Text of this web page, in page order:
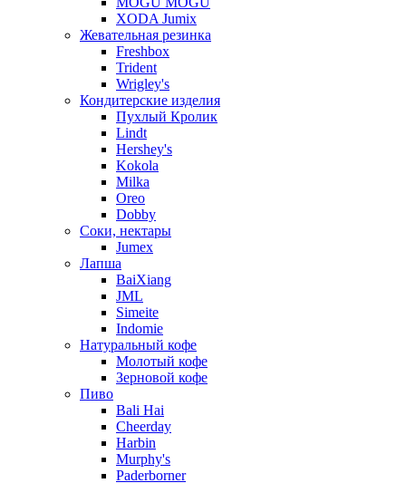
XODA Jumix
Жевательная резинка
Freshbox
Trident
Wrigley's
Кондитерские изделия
Пухлый Кролик
Lindt
Hershey's
Kokola
Milka
Oreo
Dobby
Соки, нектары
Jumex
Лапша
BaiXiang
JML
Simeite
Indomie
Натуральный кофе
Молотый кофе
Зерновой кофе
Пиво
Bali Hai
Cheerday
Harbin
Murphy's
Paderborner